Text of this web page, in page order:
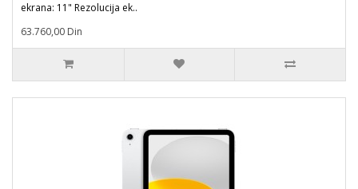
ekrana: 11" Rezolucija ek..
63.760,00 Din